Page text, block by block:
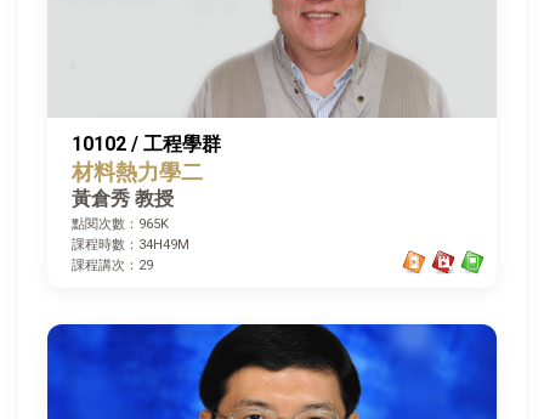
10102 / 工程學群
材料熱力學二
黃倉秀 教授
點閱次數：965K
課程時數：34H49M
課程講次：29